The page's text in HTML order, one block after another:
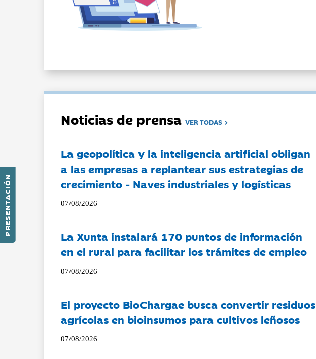
PRESENTACIÓN
Noticias de prensaVER TODAS
La geopolítica y la inteligencia artificial obligan
a las empresas a replantear sus estrategias de
crecimiento - Naves industriales y logísticas
07/08/2026
La Xunta instalará 170 puntos de información
en el rural para facilitar los trámites de empleo
07/08/2026
El proyecto BioChargae busca convertir residuos
agrícolas en bioinsumos para cultivos leñosos
07/08/2026